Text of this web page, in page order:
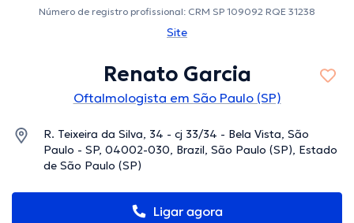
Número de registro profissional: CRM SP 109092 RQE 31238
Site
Renato Garcia
Oftalmologista em São Paulo (SP)
R. Teixeira da Silva, 34 - cj 33/34 - Bela Vista, São
Paulo - SP, 04002-030, Brazil, São Paulo (SP), Estado
de São Paulo (SP)
Ligar agora